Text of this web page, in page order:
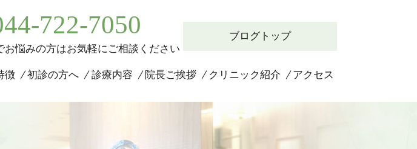
722-7050
お悩みの方はお気軽にご相談ください
ブログトップ
徴 初診の方へ 診療内容 院長ご挨拶 クリニック紹介 アクセス